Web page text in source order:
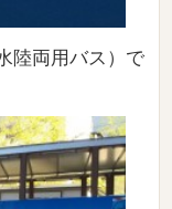
陸両用バス）で